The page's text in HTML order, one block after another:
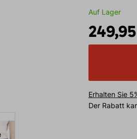
Auf Lager
Erhalten Sie
Der Rabatt